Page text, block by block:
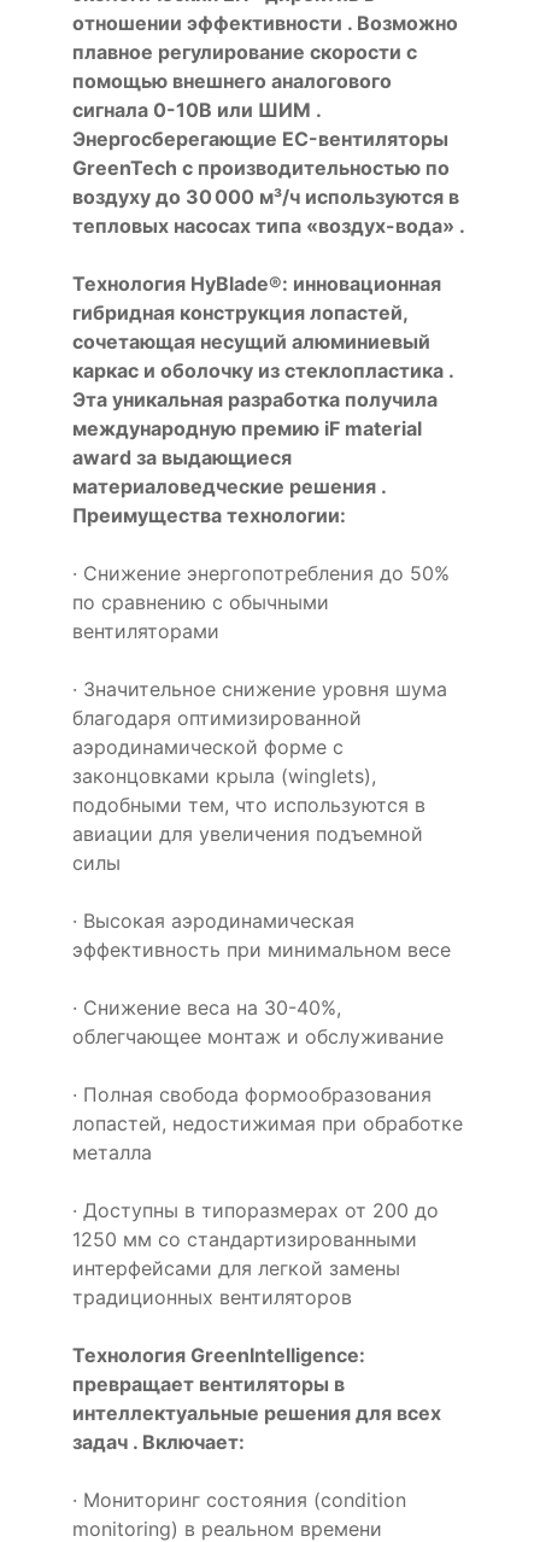
отношении эффективности . Возможно
плавное регулирование скорости с
помощью внешнего аналогового
сигнала 0-10В или ШИМ .
Энергосберегающие EC-вентиляторы
GreenTech с производительностью по
воздуху до 30 000 м³/ч используются в
тепловых насосах типа «воздух-вода» .
Технология HyBlade®: инновационная
гибридная конструкция лопастей,
сочетающая несущий алюминиевый
каркас и оболочку из стеклопластика .
Эта уникальная разработка получила
международную премию iF material
award за выдающиеся
материаловедческие решения .
Преимущества технологии:
· Снижение энергопотребления до 50%
по сравнению с обычными
вентиляторами
· Значительное снижение уровня шума
благодаря оптимизированной
аэродинамической форме с
законцовками крыла (winglets),
подобными тем, что используются в
авиации для увеличения подъемной
силы
· Высокая аэродинамическая
эффективность при минимальном весе
· Снижение веса на 30-40%,
облегчающее монтаж и обслуживание
· Полная свобода формообразования
лопастей, недостижимая при обработке
металла
· Доступны в типоразмерах от 200 до
1250 мм со стандартизированными
интерфейсами для легкой замены
традиционных вентиляторов
Технология GreenIntelligence:
превращает вентиляторы в
интеллектуальные решения для всех
задач . Включает:
· Мониторинг состояния (condition
monitoring) в реальном времени